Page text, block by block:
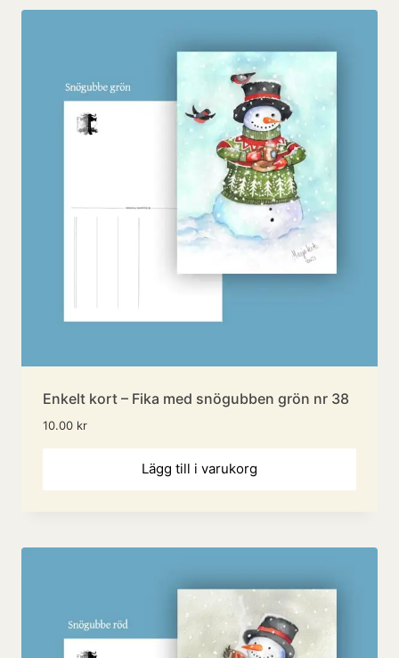
Enkelt kort – Fika med snögubben grön nr 38
10.00 kr
Lägg till i varukorg